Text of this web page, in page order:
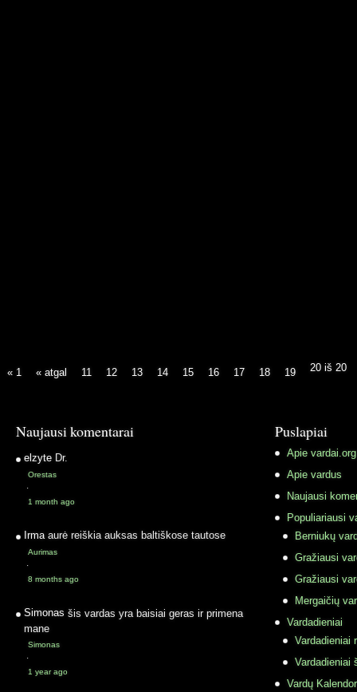
20 iš 20
« 1 « atgal 11 12 13 14 15 16 17 18 19
Naujausi komentarai
elzyte Dr.
Orestas
·
1 month ago
Irma aurė reiškia auksas baltiškose tautose
Aurimas
·
8 months ago
Simonas šis vardas yra baisiai geras ir primena
mane
Simonas
·
1 year ago
Puslapiai
Apie vardai.org
Apie vardus
Naujausi
Populiariausi
Berniukų
Gražiausi
Gražiausi
Mergaičių
Vardadieniai
Vardadieniai
Vardadieniai
Vardų